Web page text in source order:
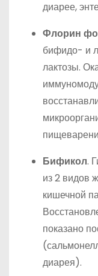
диарее,
Флорин
бифидо- и
лактозы.
Бификол.
из 2 видов
кишечной
показано
диарея).